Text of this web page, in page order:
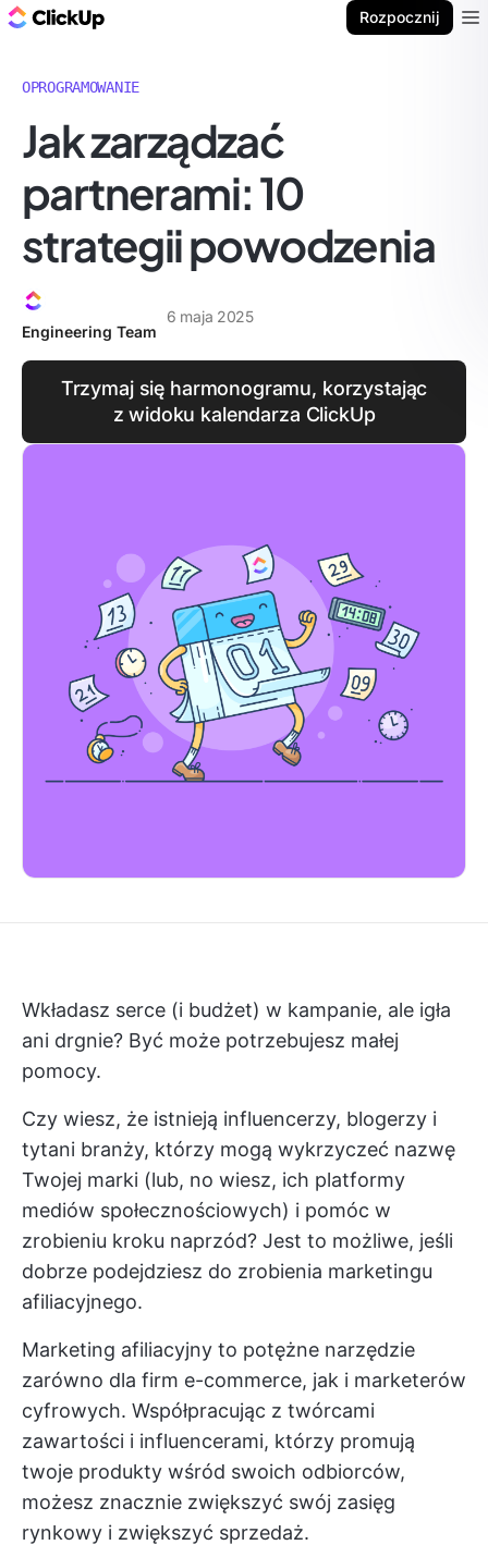
Rozpocznij
OPROGRAMOWANIE
Jak zarządzać
partnerami: 10
strategii powodzenia
Engineering Team
6 maja 2025
Trzymaj się harmonogramu, korzystając
z widoku kalendarza ClickUp
Wkładasz serce (i budżet) w kampanie, ale igła
ani drgnie? Być może potrzebujesz małej
pomocy.
Czy wiesz, że istnieją influencerzy, blogerzy i
tytani branży, którzy mogą wykrzyczeć nazwę
Twojej marki (lub, no wiesz, ich platformy
mediów społecznościowych) i pomóc w
zrobieniu kroku naprzód? Jest to możliwe, jeśli
dobrze podejdziesz do zrobienia marketingu
afiliacyjnego.
Marketing afiliacyjny to potężne narzędzie
zarówno dla firm e-commerce, jak i marketerów
cyfrowych. Współpracując z twórcami
zawartości i influencerami, którzy promują
twoje produkty wśród swoich odbiorców,
możesz znacznie zwiększyć swój zasięg
rynkowy i zwiększyć sprzedaż.